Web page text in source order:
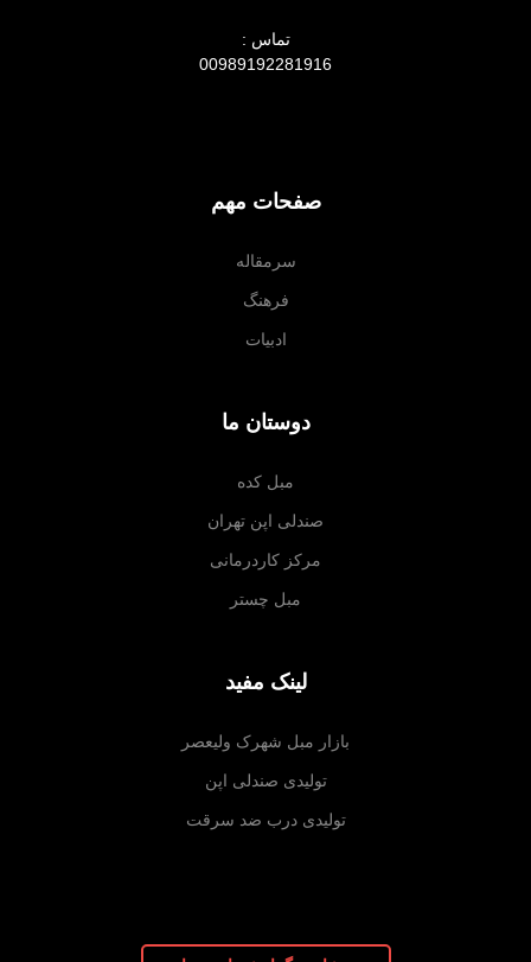
تماس :
00989192281916
صفحات مهم
سرمقاله
فرهنگ
ادبیات
دوستان ما
مبل کده
صندلی اپن تهران
مرکز کاردرمانی
مبل چستر
لینک مفید
بازار مبل شهرک ولیعصر
تولیدی صندلی اپن
تولیدی درب ضد سرقت